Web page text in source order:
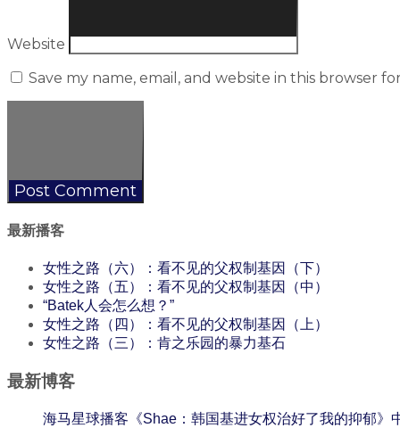
Website
Save my name, email, and website in this browser
最新播客
女性之路（六）：看不见的父权制基因（下）
女性之路（五）：看不见的父权制基因（中）
“Batek人会怎么想？”
女性之路（四）：看不见的父权制基因（上）
女性之路（三）：肯之乐园的暴力基石
最新博客
海马星球播客《Shae：韩国基进女权治好了我的抑郁》